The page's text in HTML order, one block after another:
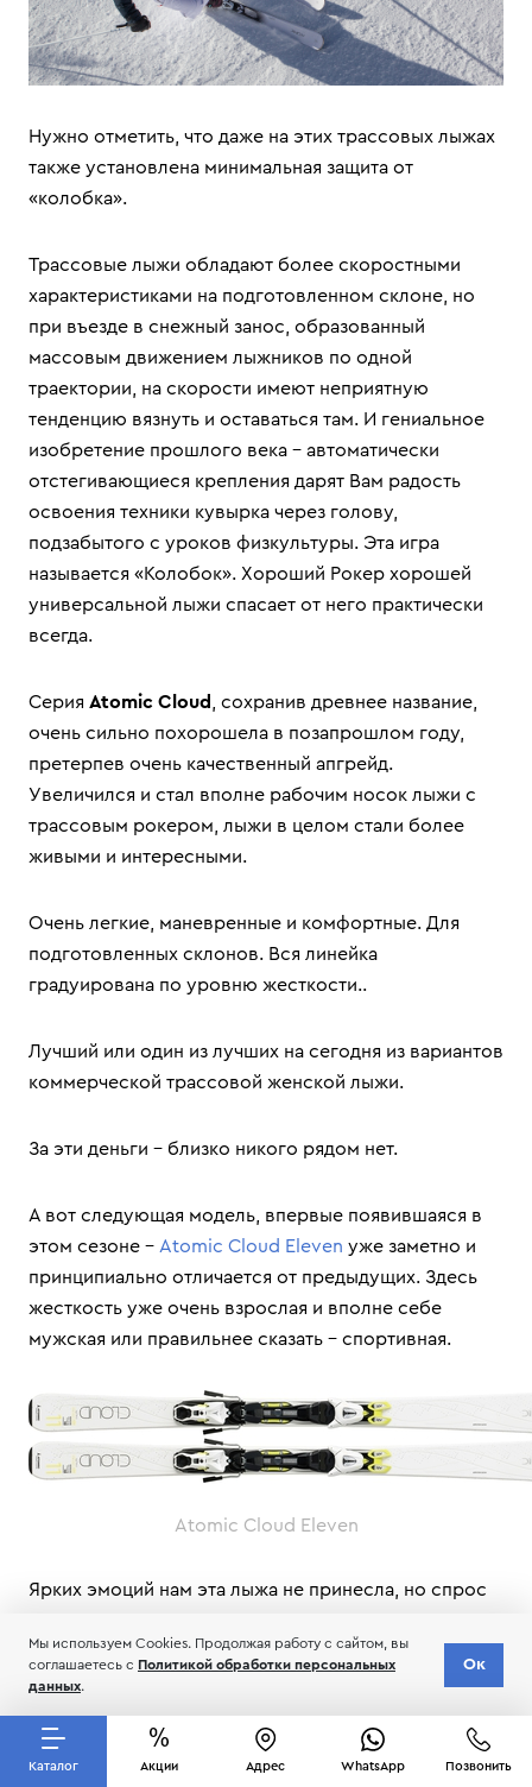
Нужно отметить, что даже на этих трассовых лыжах
также установлена минимальная защита от
«колобка».
Трассовые лыжи обладают более скоростными
характеристиками на подготовленном склоне, но
при въезде в снежный занос, образованный
массовым движением лыжников по одной
траектории, на скорости имеют неприятную
тенденцию вязнуть и оставаться там. И гениальное
изобретение прошлого века – автоматически
отстегивающиеся крепления дарят Вам радость
освоения техники кувырка через голову,
подзабытого с уроков физкультуры. Эта игра
называется «Колобок». Хороший Рокер хорошей
универсальной лыжи спасает от него практически
всегда.
Cерия Atomic Cloud
, сохранив древнее название,
очень сильно похорошела в позапрошлом году,
претерпев очень качественный апгрейд.
Увеличился и стал вполне рабочим носок лыжи с
трассовым рокером, лыжи в целом стали более
живыми и интересными.
Очень легкие, маневренные и комфортные. Для
подготовленных склонов. Вся линейка
градуирована по уровню жесткости..
Лучший или один из лучших на сегодня из вариантов
коммерческой трассовой женской лыжи.
За эти деньги – близко никого рядом нет.
А вот следующая модель, впервые появившаяся в
этом сезоне – Atomic Cloud Eleven уже заметно и
принципиально отличается от предыдущих. Здесь
жесткость уже очень взрослая и вполне себе
мужская или правильнее сказать – спортивная.
Atomic Cloud Eleven
Ярких эмоций нам эта лыжа не принесла, но спрос
спортивным прошлым нацеленные на «погонять».
Правда, таких у нас не много и обилие предложений
для них явно превышает спрос.
Женские Salomon X-Kart
Каталог Акции Адрес WhatsApp Позвонить
Мы используем Cookies. Продолжая работу с сайтом, вы
соглашаетесь с Политикой обработки персональных
данных.
Ок